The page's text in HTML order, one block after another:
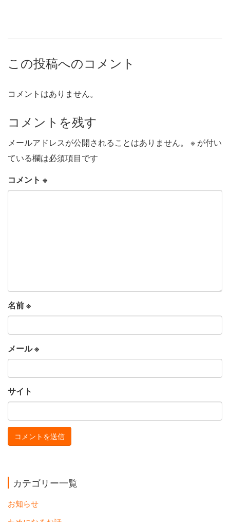
この投稿へのコメント
コメントはありません。
コメントを残す
メールアドレスが公開されることはありません。 ※ が付い
ている欄は必須項目です
コメント ※
名前※
メール※
サイト
カテゴリー一覧
お知らせ